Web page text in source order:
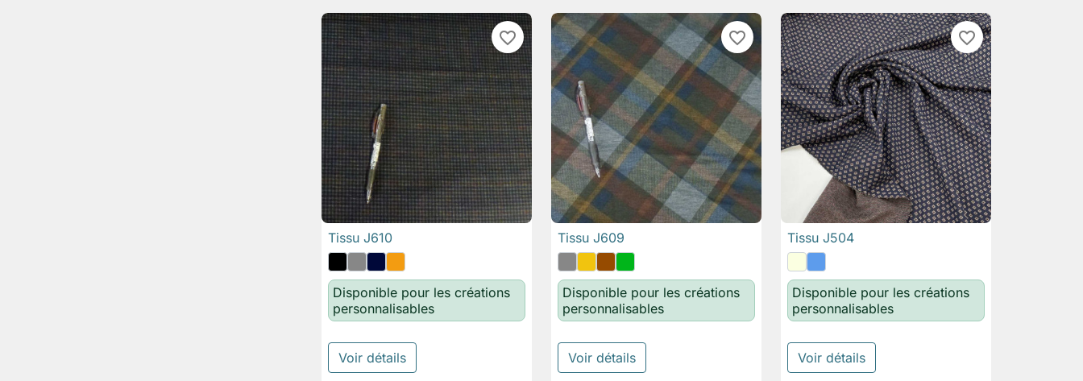
favorite_border

Tissu J610
Disponible pour les créations
personnalisables
Voir détails
favorite_border
 Aperçu rapide
Tissu J609
Disponible pour les créations
personnalisables
Voir détails
favorite_border
 Aperçu rapide
Tissu J504
Disponible pour les créations
personnalisables
Voir détails